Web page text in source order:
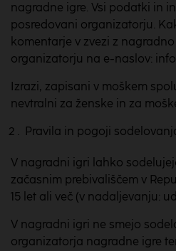
nagradne igre. Vsi podatki in
posredovani organizatorju.
komentarje v zvezi z
organizatorju na e-naslov:
Izrazi, zapisani v moškem
nevtralni za ženske in za
Pravila in pogoji
V nagradni igri lahko
začasnim prebivališčem v
15 let ali več (v nadaljevanju:
V nagradni igri ne smejo
organizatorja nagradne igre